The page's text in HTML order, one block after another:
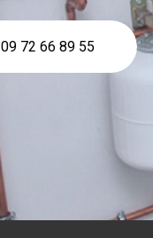
09 72 66 89 55